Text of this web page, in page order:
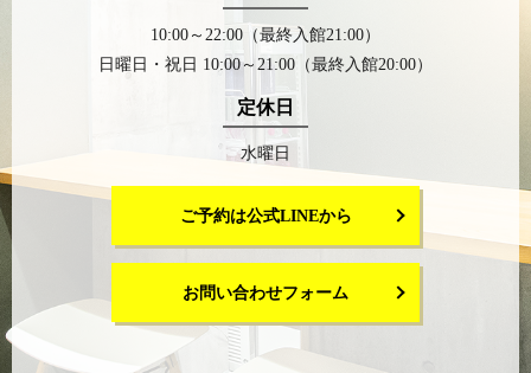
10:00～22:00（最終入館21:00）
日曜日・祝日 10:00～21:00（最終入館20:00）
定休日
水曜日
ご予約は公式LINEから
お問い合わせフォーム